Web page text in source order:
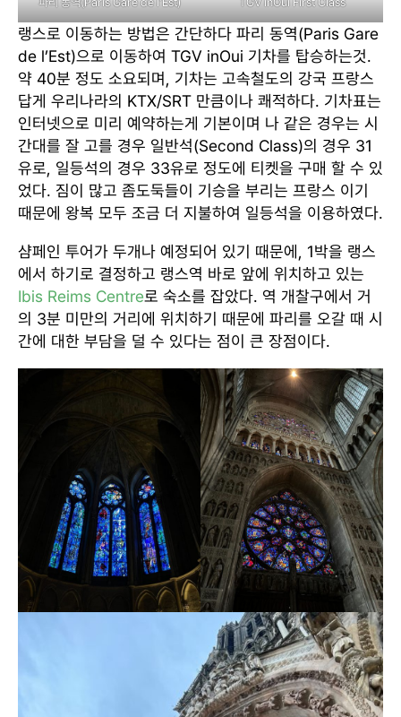
랭스로 이동하는 방법은 간단하다 파리 동역(Paris Gare
de l’Est)으로 이동하여 TGV inOui 기차를 탑승하는것.
약 40분 정도 소요되며, 기차는 고속철도의 강국 프랑스
답게 우리나라의 KTX/SRT 만큼이나 쾌적하다. 기차표는
인터넷으로 미리 예약하는게 기본이며 나 같은 경우는 시
간대를 잘 고를 경우 일반석(Second Class)의 경우 31
유로, 일등석의 경우 33유로 정도에 티켓을 구매 할 수 있
었다. 짐이 많고 좀도둑들이 기승을 부리는 프랑스 이기
때문에 왕복 모두 조금 더 지불하여 일등석을 이용하였다.
샴페인 투어가 두개나 예정되어 있기 때문에, 1박을 랭스
에서 하기로 결정하고 랭스역 바로 앞에 위치하고 있는
Ibis Reims Centre로 숙소를 잡았다. 역 개찰구에서 거
의 3분 미만의 거리에 위치하기 때문에 파리를 오갈 때 시
간에 대한 부담을 덜 수 있다는 점이 큰 장점이다.